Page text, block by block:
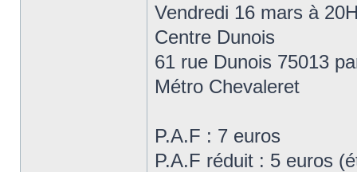
Vendredi 16 mars à
Centre Dunois
61 rue Dunois 75013
Métro Chevaleret
P.A.F : 7 euros
P.A.F réduit : 5 euros